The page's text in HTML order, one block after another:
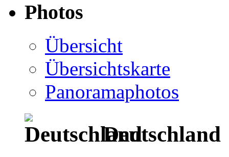
Photos
Übersicht
Übersichtskarte
Panoramaphotos
Deutschland